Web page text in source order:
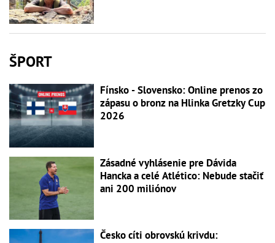
ŠPORT
Fínsko - Slovensko: Online prenos zo
zápasu o bronz na Hlinka Gretzky Cup
2026
Zásadné vyhlásenie pre Dávida
Hancka a celé Atlético: Nebude stačiť
ani 200 miliónov
Česko cíti obrovskú krivdu: